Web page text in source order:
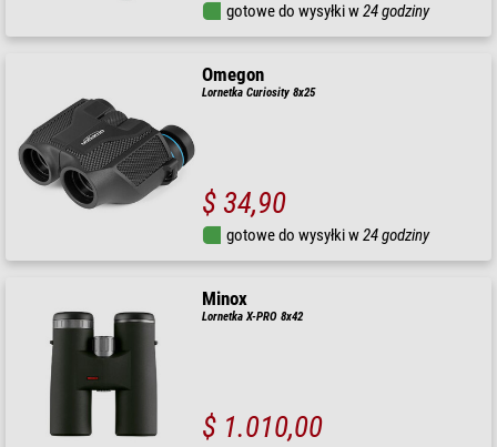
gotowe do wysyłki w24 godziny
Omegon
Lornetka Curiosity 8x25
$ 34,90
gotowe do wysyłki w24 godziny
Minox
Lornetka X-PRO 8x42
$ 1.010,00